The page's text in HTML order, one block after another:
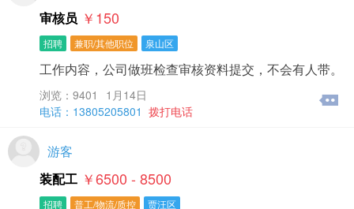
审核员 ￥150
招聘 兼职/其他职位 泉山区
工作内容，公司做班检查审核资料提交，不会有人带。
浏览：9401
1月14日
电话：13805205801 拨打电话
游客
装配工 ￥6500 - 8500
招聘 普工/物流/质控 贾汪区